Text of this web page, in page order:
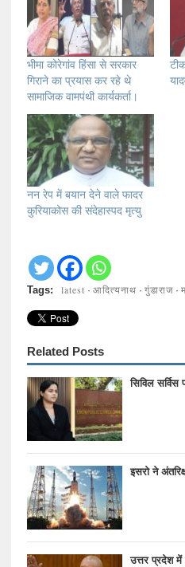
भीमा कोरेगांव हिंसा से सरकार
गिराने का प्रयास कर रहे थे
सामाजिक वामपंथी कार्यकर्ता।
नन रेप में बयान देने वाले फादर
कुरियाकोस की संदेहास्पद मृत्यु
Tags: latest · आदित्यनाथ · गुंडाराज·
Related Posts
सिविल सर्विस
इसरो ने
उत्तर प्रदेश